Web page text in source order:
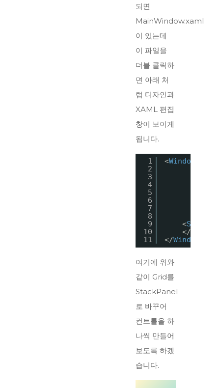
되면
MainWindow.xaml
이 있는데
이 파일을
더블 클릭하
면 아래 처
럼 디자인과
XAML 편집
창이 보이게
됩니다.
1
2
3
4
5
6
7
8
9
10
11
<Window
<
</
</Window
여기에 위와
같이 Grid를
StackPanel
로 바꾸어
컨트롤을 하
나씩 만들어
보도록 하겠
습니다.